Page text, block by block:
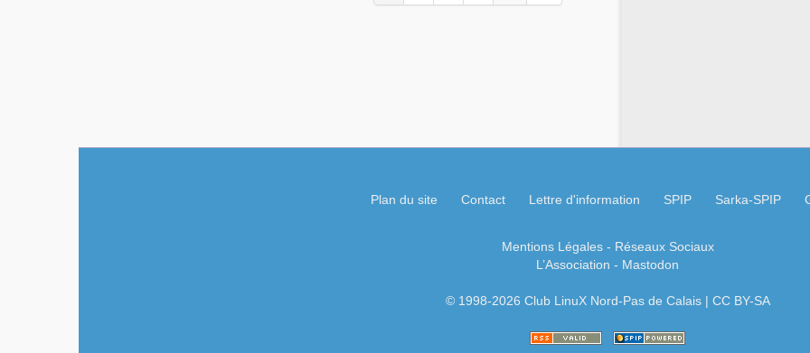
Plan du site Contact Lettre d'information SPIP Sarka-SPIP
Mentions Légales- Réseaux Sociaux
L’Association - Mastodon
© 1998-2026 Club LinuX Nord-Pas de Calais | CC BY-SA